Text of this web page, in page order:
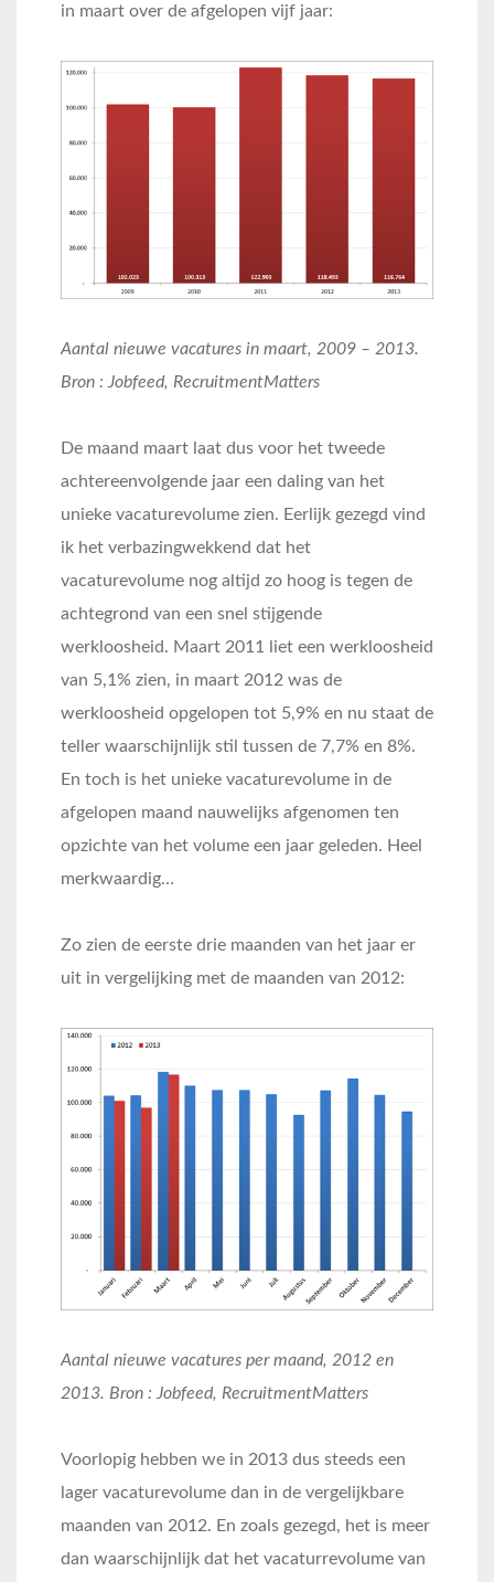
in maart over de afgelopen vijf jaar:
Aantal nieuwe vacatures in maart, 2009 – 2013.
Bron : Jobfeed, RecruitmentMatters
De maand maart laat dus voor het tweede
achtereenvolgende jaar een daling van het
unieke vacaturevolume zien. Eerlijk gezegd vind
ik het verbazingwekkend dat het
vacaturevolume nog altijd zo hoog is tegen de
achtegrond van een snel stijgende
werkloosheid. Maart 2011 liet een werkloosheid
van 5,1% zien, in maart 2012 was de
werkloosheid opgelopen tot 5,9% en nu staat de
teller waarschijnlijk stil tussen de 7,7% en 8%.
En toch is het unieke vacaturevolume in de
afgelopen maand nauwelijks afgenomen ten
opzichte van het volume een jaar geleden. Heel
merkwaardig…
Zo zien de eerste drie maanden van het jaar er
uit in vergelijking met de maanden van 2012:
Aantal nieuwe vacatures per maand, 2012 en
2013. Bron : Jobfeed, RecruitmentMatters
Voorlopig hebben we in 2013 dus steeds een
lager vacaturevolume dan in de vergelijkbare
maanden van 2012. En zoals gezegd, het is meer
dan waarschijnlijk dat het vacaturrevolume van